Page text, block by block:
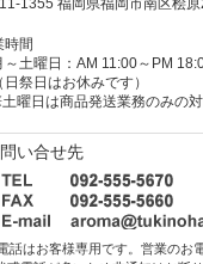
1355 福岡県福岡市南区桧
時間
土曜日：AM 11:00～PM
祭日はお休みです）
曜日は商品発送業務のみの
い合せ先
話はお客様専用です。営業のお